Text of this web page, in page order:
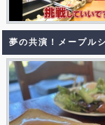
夢の共演！メープル